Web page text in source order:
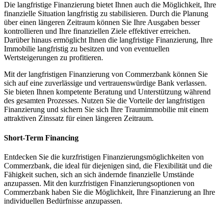
Die langfristige Finanzierung bietet Ihnen auch die Möglichkeit, Ihre
finanzielle Situation langfristig zu stabilisieren. Durch die Planung
über einen längeren Zeitraum können Sie Ihre Ausgaben besser
kontrollieren und Ihre finanziellen Ziele effektiver erreichen.
Darüber hinaus ermöglicht Ihnen die langfristige Finanzierung, Ihre
Immobilie langfristig zu besitzen und von eventuellen
Wertsteigerungen zu profitieren.
Mit der langfristigen Finanzierung von Commerzbank können Sie
sich auf eine zuverlässige und vertrauenswürdige Bank verlassen.
Sie bieten Ihnen kompetente Beratung und Unterstützung während
des gesamten Prozesses. Nutzen Sie die Vorteile der langfristigen
Finanzierung und sichern Sie sich Ihre Traumimmobilie mit einem
attraktiven Zinssatz für einen längeren Zeitraum.
Short-Term Financing
Entdecken Sie die kurzfristigen Finanzierungsmöglichkeiten von
Commerzbank, die ideal für diejenigen sind, die Flexibilität und die
Fähigkeit suchen, sich an sich ändernde finanzielle Umstände
anzupassen. Mit den kurzfristigen Finanzierungsoptionen von
Commerzbank haben Sie die Möglichkeit, Ihre Finanzierung an Ihre
individuellen Bedürfnisse anzupassen.